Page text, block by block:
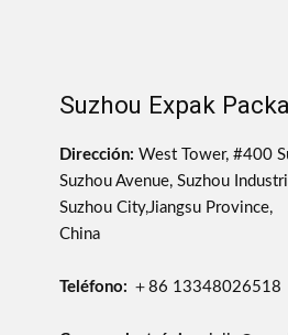
Suzhou Expak
Dirección: West Tower, #400
Suzhou Avenue, Suzhou
Suzhou City,Jiangsu Province,
China
Teléfono: ＋86 13348026518